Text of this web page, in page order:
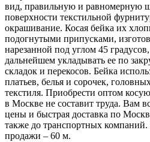
вид, правильную и равномерную
поверхности текстильной
окрашивание. Косая бейка их
подогнутыми припусками,
нарезанной под углом 45
дальнейшем укладывать ее по
складок и перекосов. Бейка
платьев, белья и сорочек,
текстиля. Приобрести оптом
в Москве не составит труда. Вам
цены и быстрая доставка по
также до транспортных
продажи – 60 м.